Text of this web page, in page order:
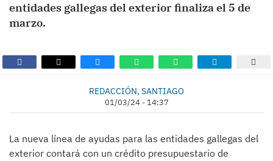
entidades gallegas del exterior finaliza el 5 de
marzo.
REDACCIÓN, SANTIAGO
01/03/24 - 14:37
La nueva línea de ayudas para las entidades gallegas del
exterior contará con un crédito presupuestario de